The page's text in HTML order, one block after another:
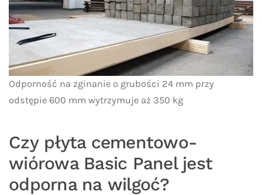
Odporność na zginanie o grubości 24 mm przy
odstępie 600 mm wytrzymuje aż 350 kg
Czy płyta cementowo-
wiórowa Basic Panel jest
odporna na wilgoć?